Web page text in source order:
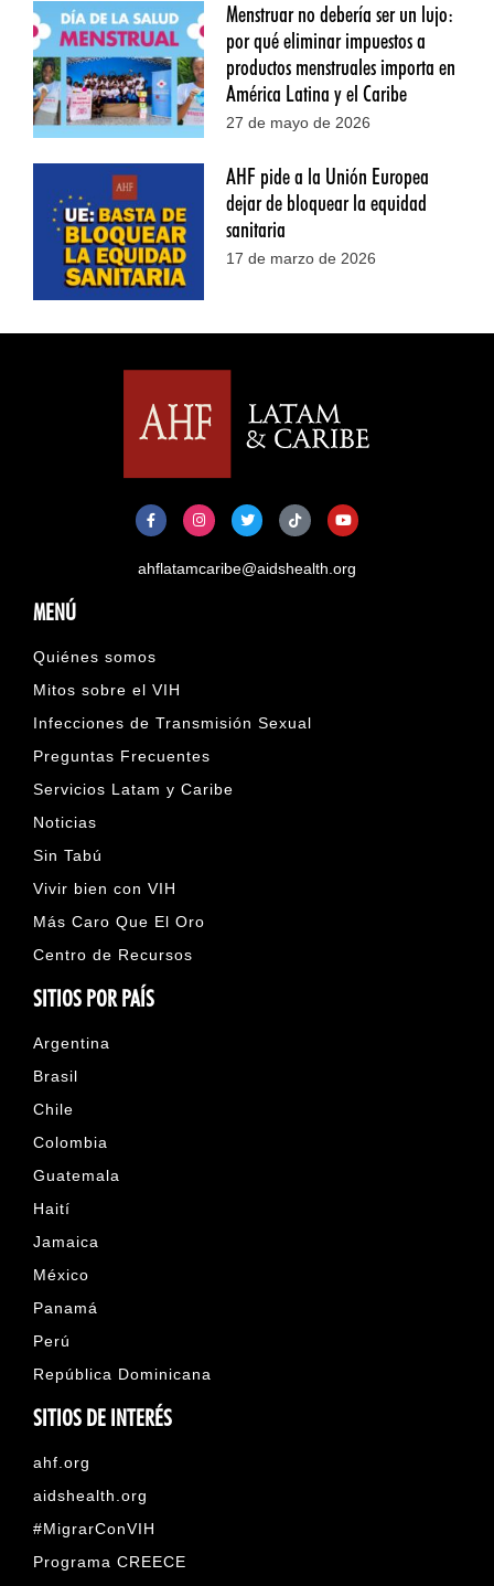
Menstruar no debería ser un lujo:
por qué eliminar impuestos a
productos menstruales importa en
América Latina y el Caribe
27 de mayo de 2026
AHF pide a la Unión Europea
dejar de bloquear la equidad
sanitaria
17 de marzo de 2026
ahflatamcaribe@aidshealth.org
MENÚ
Quiénes somos
Mitos sobre el VIH
Infecciones de Transmisión Sexual
Preguntas Frecuentes
Servicios Latam y Caribe
Noticias
Sin Tabú
Vivir bien con VIH
Más Caro Que El Oro
Centro de Recursos
SITIOS POR PAÍS
Argentina
Brasil
Chile
Colombia
Guatemala
Haití
Jamaica
México
Panamá
Perú
República Dominicana
SITIOS DE INTERÉS
ahf.org
aidshealth.org
#MigrarConVIH
Programa CREECE